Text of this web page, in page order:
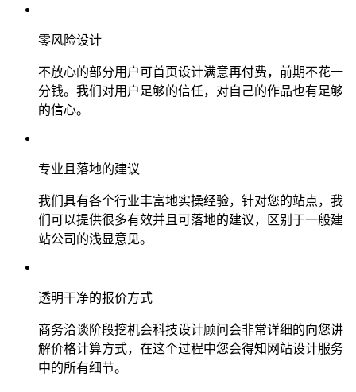
零风险设计
不放心的部分用户可首页设计满意再付费，前期不花一
分钱。我们对用户足够的信任，对自己的作品也有足够
的信心。
专业且落地的建议
我们具有各个行业丰富地实操经验，针对您的站点，我
们可以提供很多有效并且可落地的建议，区别于一般建
站公司的浅显意见。
透明干净的报价方式
商务洽谈阶段挖机会科技设计顾问会非常详细的向您讲
解价格计算方式，在这个过程中您会得知网站设计服务
中的所有细节。